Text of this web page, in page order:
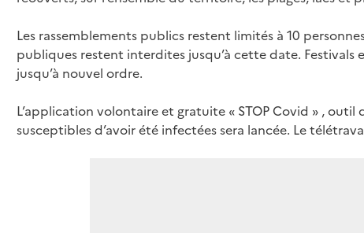
Les rassemblements publics restent limités à 10
publiques restent interdites jusqu’à cette date.
jusqu’à nouvel ordre.
L’application volontaire et gratuite « STOP Covid » ,
susceptibles d’avoir été infectées sera lancée. Le